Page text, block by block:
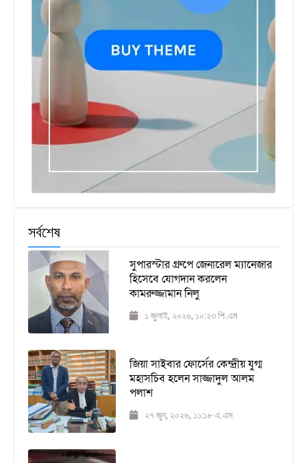
সর্বশেষ
সুপারস্টার গ্রুপে জেনারেল ম্যানেজার
হিসেবে যোগদান করলেন
কামরুজ্জামান নিলু
১ জুলাই, ২০২৬, ১০:২৩ পি.এম
জিয়া সাইবার ফোর্সের কেন্দ্রীয় যুগ্ম
মহাসচিব হলেন সাজ্জাদুল আলম
পলাশ
২৭ জুন, ২০২৬, ১১:১৮ এ.এম